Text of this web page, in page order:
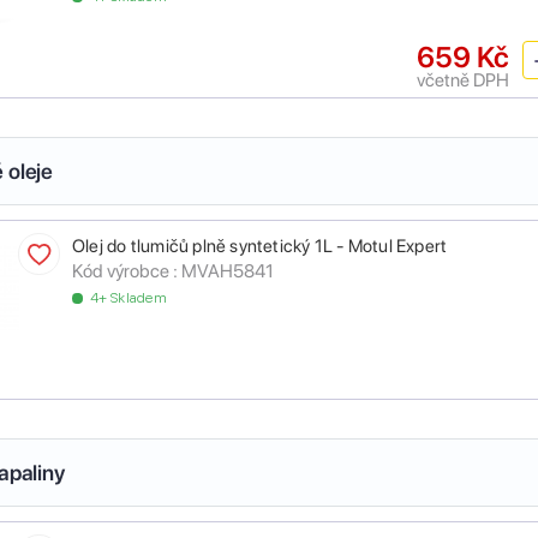
659 Kč
včetně DPH
oleje
Olej do tlumičů plně syntetický 1L - Motul Expert
Kód výrobce : MVAH5841
4+ Skladem